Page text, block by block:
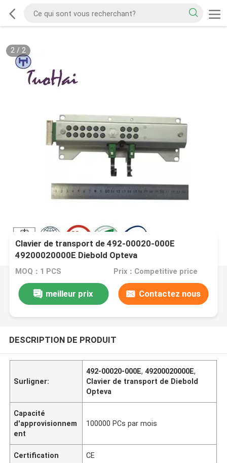
2/ 2
Clavier de transport de 492-00020-000E
49200020000E Diebold Opteva
MOQ：1 PCS Prix：Competitive price
meilleur prix Contactez nous
DESCRIPTION DE PRODUIT
Surligner:
492-00020-000E,49200020000E,
Clavier de transport de Diebold
Opteva
Capacité
d'approvisionnem
ent
100000 PCs par mois
Certification CE